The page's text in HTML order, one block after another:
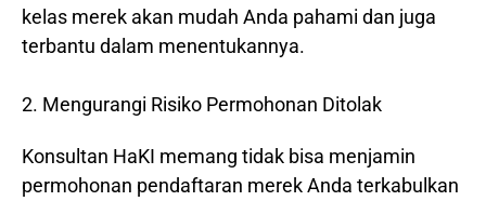
kelas merek akan mudah Anda pahami dan juga
terbantu dalam menentukannya.
2. Mengurangi Risiko Permohonan Ditolak
Konsultan HaKI memang tidak bisa menjamin
permohonan pendaftaran merek Anda terkabulkan